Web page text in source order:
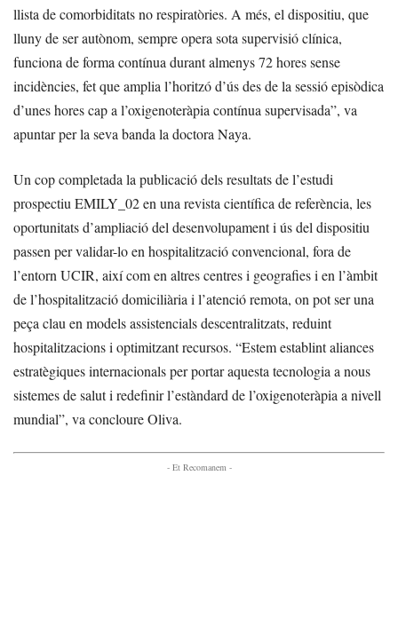
llista de comorbiditats no respiratòries. A més, el dispositiu, que
lluny de ser autònom, sempre opera sota supervisió clínica,
funciona de forma contínua durant almenys 72 hores sense
incidències, fet que amplia l’horitzó d’ús des de la sessió episòdica
d’unes hores cap a l’oxigenoteràpia contínua supervisada”, va
apuntar per la seva banda la doctora Naya.
Un cop completada la publicació dels resultats de l’estudi
prospectiu EMILY_02 en una revista científica de referència, les
oportunitats d’ampliació del desenvolupament i ús del dispositiu
passen per validar-lo en hospitalització convencional, fora de
l’entorn UCIR, així com en altres centres i geografies i en l’àmbit
de l’hospitalització domiciliària i l’atenció remota, on pot ser una
peça clau en models assistencials descentralitzats, reduint
hospitalitzacions i optimitzant recursos. “Estem establint aliances
estratègiques internacionals per portar aquesta tecnologia a nous
sistemes de salut i redefinir l’estàndard de l’oxigenoteràpia a nivell
mundial”, va concloure Oliva.
- Et Recomanem -